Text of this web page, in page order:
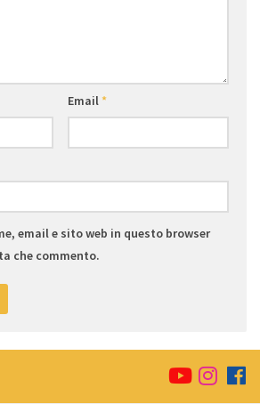
Email*
email e sito web in questo browser
che commento.